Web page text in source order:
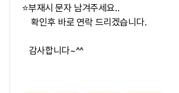
⭐부재시 문자 남겨주세요..
확인후 바로 연락 드리겠습니다.
감사합니다~^^